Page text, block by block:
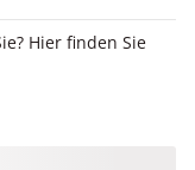
Hier finden Sie